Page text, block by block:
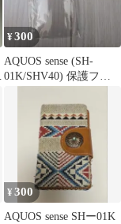
¥300
AQUOS sense (SH-
01K/SHV40) 保護フィ
¥300
AQUOS sense SHー01K